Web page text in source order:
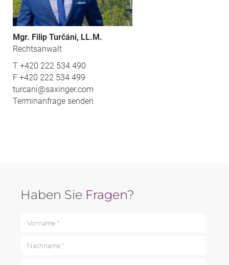
Mgr. Filip Turčáni, LL.M.
Rechtsanwalt
T +420 222 534 490
F +420 222 534 499
turcani@saxinger.com
Terminanfrage senden
Haben Sie Fragen?